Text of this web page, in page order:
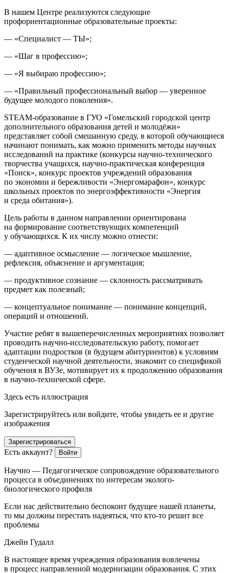
В нашем Центре реализуются следующие
профориентационные образовательные проекты:
— «Специалист — ТЫ»;
— «Шаг в профессию»;
— «Я выбираю профессию»;
— «Правильный профессиональный выбор — уверенное
будущее молодого поколения».
STEAM-образование в ГУО «Гомельский городской центр
дополнительного образования детей и молодёжи»
представляет собой смешанную среду, в которой обучающиеся
начинают понимать, как можно применить методы научных
исследований на практике (конкурсы научно-технического
творчества учащихся, научно-практическая конференция
«Поиск», конкурс проектов учреждений образования
по экономии и бережливости «Энергомарафон», конкурс
школьных проектов по энергоэффективности «Энергия
и среда обитания»).
Цель работы в данном направлении ориентирована
на формирование соответствующих компетенций
у обучающихся. К их числу можно отнести:
— адаптивное осмысление — логическое мышление,
рефлексия, объяснение и аргументация;
— продуктивное сознание — склонность рассматривать
предмет как полезный;
— концептуальное понимание — понимание концепций,
операций и отношений.
Участие ребят в вышеперечисленных мероприятиях позволяет
проводить научно-исследовательскую работу, помогает
адаптации подростков (в будущем абитуриентов) к условиям
студенческой научной деятельности, знакомит со спецификой
обучения в ВУЗе, мотивирует их к продолжению образования
в научно-технической сфере.
Здесь есть иллюстрация
Зарегистрируйтесь или войдите, чтобы увидеть ее и другие
изображения
Зарегистрироваться
Есть аккаунт? Войти
Научно — Педагогическое сопровождение образовательного
процесса в объединениях по интересам эколого-
биологического профиля
Если нас действительно беспокоит будущее нашей планеты,
то мы должны перестать надеяться, что кто-то решит все
проблемы
Джейн Гудалл
В настоящее время учреждения образования вовлечены
в процесс направленной модернизации образования. С этих